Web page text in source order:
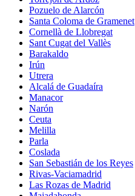
Pozuelo de Alarcón
Santa Coloma de Gramenet
Cornellà de Llobregat
Sant Cugat del Vallès
Barakaldo
Irún
Utrera
Alcalá de Guadaíra
Manacor
Narón
Ceuta
Melilla
Parla
Coslada
San Sebastián de los Reyes
Rivas-Vaciamadrid
Las Rozas de Madrid